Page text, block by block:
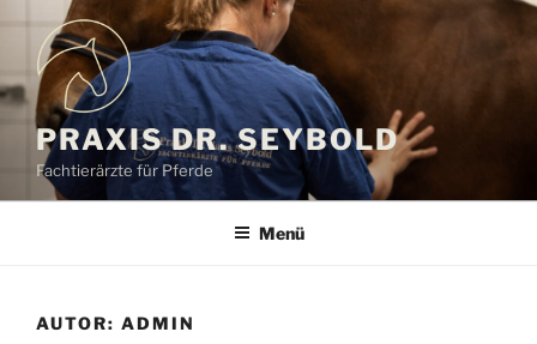
Inhalt
springen
PRAXIS DR. SEYBOLD
Fachtierärzte für Pferde
Menü
AUTOR: ADMIN